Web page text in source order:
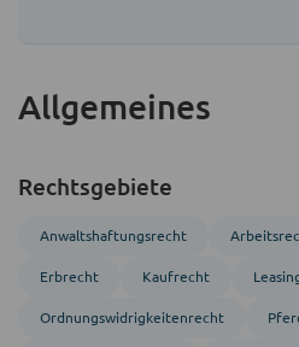
Allgemeines
Rechtsgebiete
Anwalts­haftungs­recht
Erbrecht Kaufrecht
Ordnungs­widrigkeitenrecht